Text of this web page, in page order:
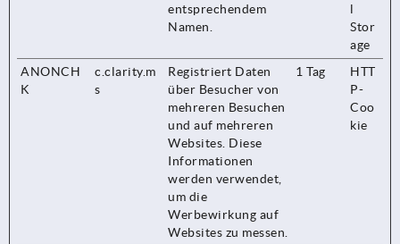
entsprechendem
Namen.
l
Stor
age
ANONCH
K
c.clarity.m
s
Registriert Daten
über Besucher von
mehreren Besuchen
und auf mehreren
Websites. Diese
Informationen
werden verwendet,
um die
Werbewirkung auf
Websites zu messen.
1 Tag
HTT
P-
Coo
kie